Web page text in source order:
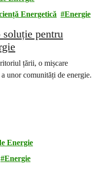
Energetică Energie
pentru
țării, o mișcare
unor comunități de energie.
Energie
Energie